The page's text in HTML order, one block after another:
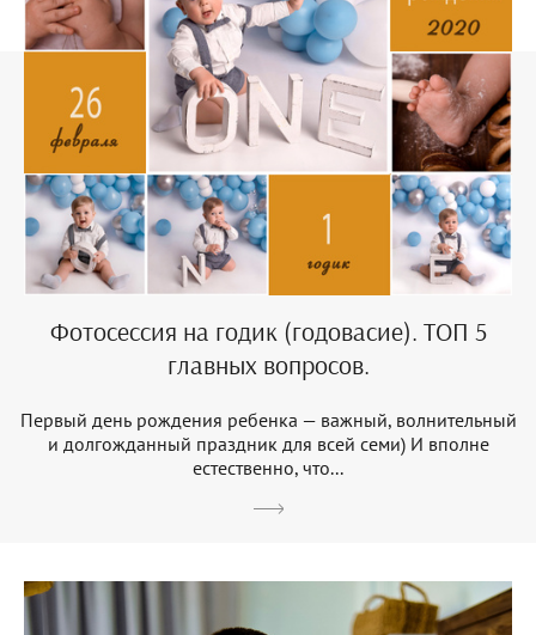
Фотосессия на годик (годовасие). ТОП 5
главных вопросов.
Первый день рождения ребенка — важный, волнительный
и долгожданный праздник для всей семи) И вполне
естественно, что...